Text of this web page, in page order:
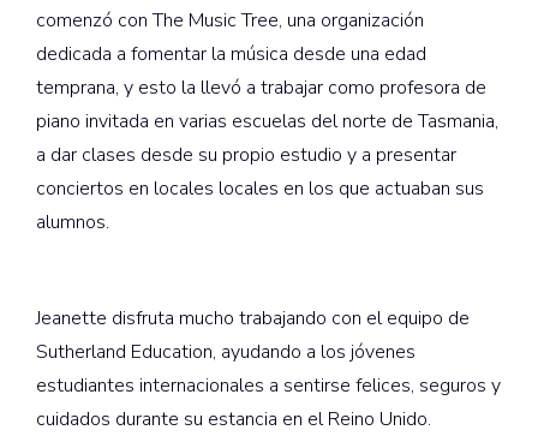
comenzó con The Music Tree, una organización
dedicada a fomentar la música desde una edad
temprana, y esto la llevó a trabajar como profesora de
piano invitada en varias escuelas del norte de Tasmania,
a dar clases desde su propio estudio y a presentar
conciertos en locales locales en los que actuaban sus
alumnos.
Jeanette disfruta mucho trabajando con el equipo de
Sutherland Education, ayudando a los jóvenes
estudiantes internacionales a sentirse felices, seguros y
cuidados durante su estancia en el Reino Unido.